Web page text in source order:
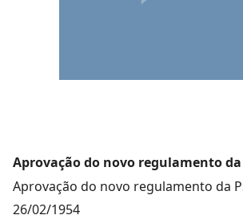
Aprovação do novo regulamento da
Aprovação do novo regulamento da
26/02/1954